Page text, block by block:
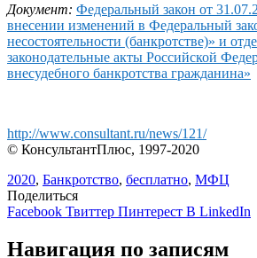
Документ: Федеральный закон от
внесении изменений в Федеральный
несостоятельности (банкротстве)» и
законодательные акты Российской
внесудебного банкротства гражданина»
http://www.consultant.ru/news/121/
© КонсультантПлюс, 1997-2020
2020, Банкротство, бесплатно, МФЦ
Поделиться
Facebook Твиттер Пинтерест В LinkedIn
Навигация по записям